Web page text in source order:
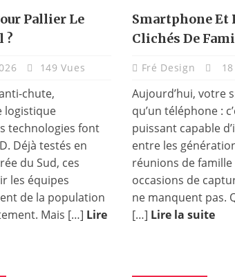
Pallier Le
?
149 Vues
chute,
logistique
technologies font
Déjà testés en
du Sud, ces
les équipes
de la population
Mais […] Lire
Smartphone Et
Clichés De
Fré Design
Aujourd’hui, votre
qu’un téléphone :
puissant capable
entre les
réunions de famille
occasions de
ne manquent pas.
[…] Lire la suite